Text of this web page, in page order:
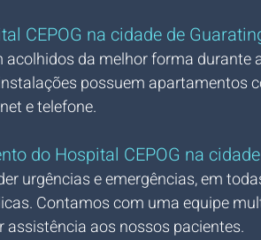
CEPOG na cidade de
acolhidos da melhor forma durante
possuem apartamentos
e telefone.
do Hospital CEPOG na
urgências e emergências, em
Contamos com uma equipe
assistência aos nossos pacientes.